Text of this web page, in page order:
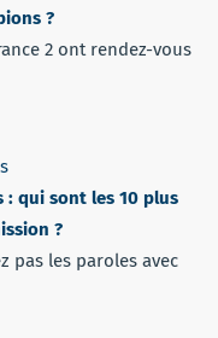
?
2 ont rendez-vous
: qui sont les 10 plus
?
pas les paroles avec